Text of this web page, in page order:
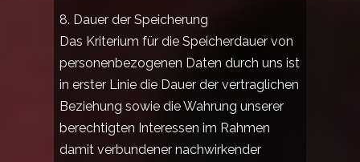
8. Dauer der Speicherung
Das Kriterium für die Speicherdauer von
personenbezogenen Daten durch uns ist
in erster Linie die Dauer der vertraglichen
Beziehung sowie die Wahrung unserer
berechtigten Interessen im Rahmen
damit verbundener nachwirkender